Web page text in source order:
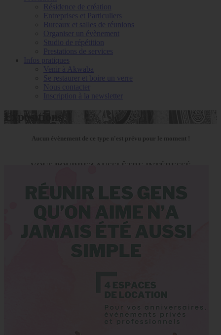
Résidence de création
Entreprises et Particuliers
Bureaux et salles de réunions
Organiser un évènement
Studio de répétition
Prestations de services
Infos pratiques
Venir à Akwaba
Se restaurer et boire un verre
Nous contacter
Inscription à la newsletter
Expositions
Aucun évènement de ce type n'est prévu pour le moment !
VOUS POURREZ AUSSI ÊTRE INTÉRESSÉ